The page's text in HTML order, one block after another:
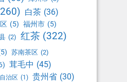
白茶 (36)
(5) 福州市 (5)
(2) 红茶 (322)
苏南茶区 (2)
茸毛中 (45)
治区 (1) 贵州省 (30)